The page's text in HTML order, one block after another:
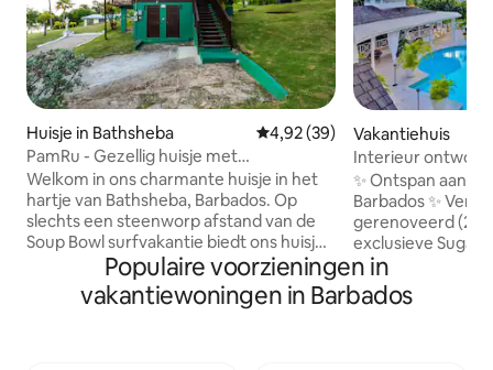
Huisje in Bathsheba Gemiddelde beoordeling van
4,92 (39)
PamRu - Gezellig huisje met
adembenemend uitzicht
Welkom in ons charmante huisje in het
hartje van Bathsheba, Barbados. Op
slechts een steenworp afstand van de
Soup Bowl surfvakantie biedt ons huisje
een mix van rustieke rust en
kustavontuur. Word wakker met het
rustgevende geluid van oceaangolven
Vakantiehuis
Interieur
slaapkamers en 2
✨ Ontspan aan
Barbados ✨
gerenoveerd
exclusieve Sugar
omheinde
een heuvelrug
het clubhuis en
Populaire voorzieningen in
vakantiewoningen in Barbados